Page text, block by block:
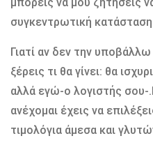
συγκεντρωτική
Γιατί αν δεν την
ξέρεις τι θα γίνει: θα
αλλά εγώ-ο λογιστής σου-
ανέχοµαι έχεις να
τιµολόγια άµεσα και